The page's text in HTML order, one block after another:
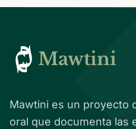
Mawtini
Mawtini es un proyecto
oral que documenta las